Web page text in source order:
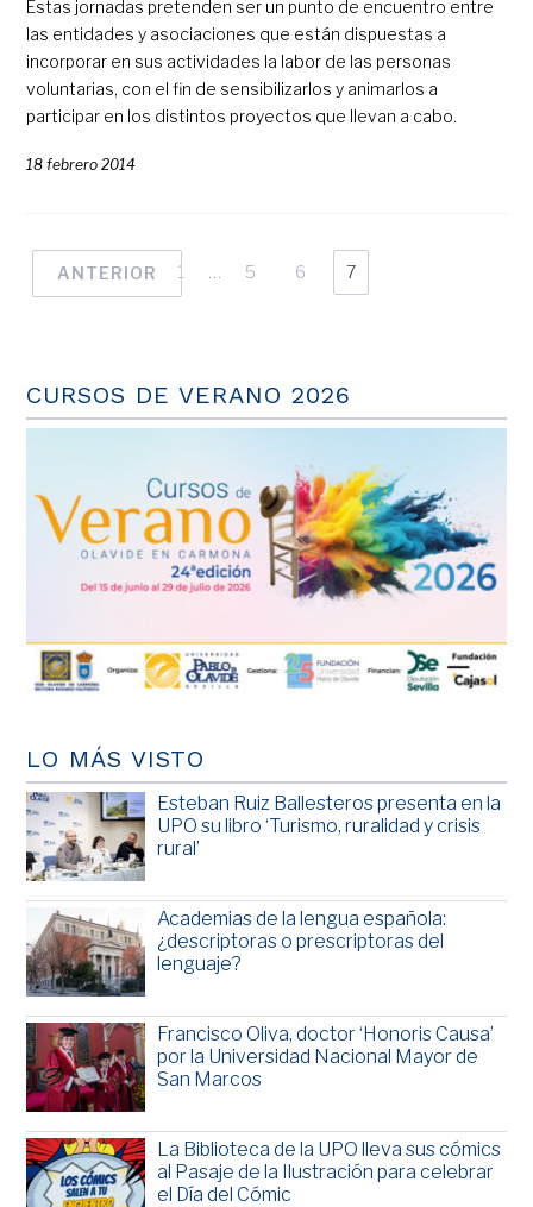
Estas jornadas pretenden ser un punto de encuentro entre
las entidades y asociaciones que están dispuestas a
incorporar en sus actividades la labor de las personas
voluntarias, con el fin de sensibilizarlos y animarlos a
participar en los distintos proyectos que llevan a cabo.
18 febrero 2014
ANTERIOR 1 5 6 7
CURSOS DE VERANO 2026
LO MÁS VISTO
Esteban Ruiz Ballesteros presenta en la
UPO su libro ‘Turismo, ruralidad y crisis
rural’
Academias de la lengua española:
¿descriptoras o prescriptoras del
lenguaje?
Francisco Oliva, doctor ‘Honoris Causa’
por la Universidad Nacional Mayor de
San Marcos
La Biblioteca de la UPO lleva sus cómics
al Pasaje de la Ilustración para celebrar
el Día del Cómic